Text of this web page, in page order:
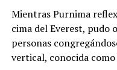
Mientras Purnima
cima del Everest, pudo
personas
vertical, conocida